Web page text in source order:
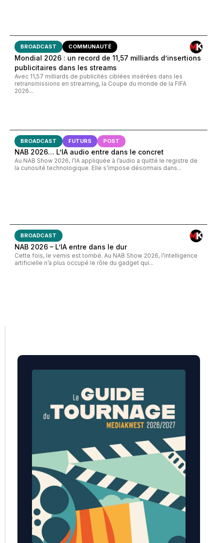
BROADCAST COMMUNAUTÉ
Mondial 2026 : un record de 11,57 milliards d’insertions
publicitaires dans les streams
Avec 11,57 milliards de publicités ciblées insérées dans les
retransmissions en streaming, la Coupe du monde de la FIFA
2026...
BROADCAST FUTURS POST
NAB 2026… L’IA audio entre dans le concret
Au NAB Show 2026, l’IA appliquée à l’audio a quitté le registre de
la curiosité technologique. Elle s’impose désormais dans...
BROADCAST
NAB 2026 – L’IA entre dans le dur
Cette fois, le vernis est tombé. Au NAB Show 2026, l’intelligence
artificielle n’a plus occupé le rôle du gadget qui...